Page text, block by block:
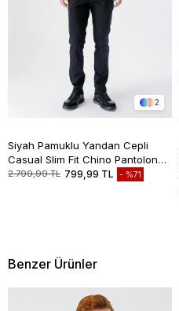
2
Siyah Pamuklu Yandan Cepli
Casual Slim Fit Chino Pantolon
1003235117
2.799,99 TL 799,99 TL %71
Benzer Ürünler